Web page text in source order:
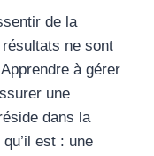
de la
ne sont
à gérer
une
dans la
est : une